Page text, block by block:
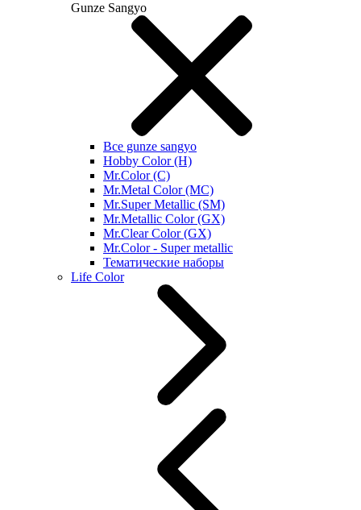
Gunze Sangyo
Все gunze sangyo
Hobby Color (H)
Mr.Color (C)
Mr.Metal Color (MC)
Mr.Super Metallic (SM)
Mr.Metallic Color (GX)
Mr.Clear Color (GX)
Mr.Color - Super metallic
Тематические наборы
Life Color